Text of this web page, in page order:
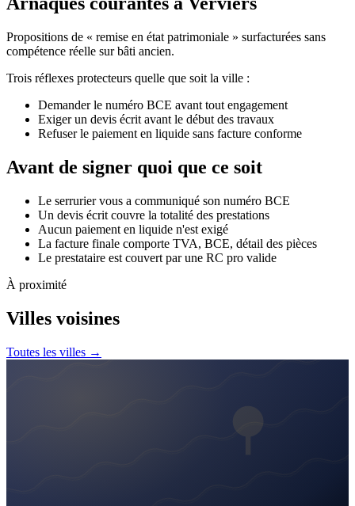
Propositions de « remise en état patrimoniale » surfacturées sans
compétence réelle sur bâti ancien.
Trois réflexes protecteurs quelle que soit la ville :
Demander le numéro BCE avant tout engagement
Exiger un devis écrit avant le début des travaux
Refuser le paiement en liquide sans facture conforme
Avant de signer quoi que ce soit
Le serrurier vous a communiqué son numéro BCE
Un devis écrit couvre la totalité des prestations
Aucun paiement en liquide n'est exigé
La facture finale comporte TVA, BCE, détail des pièces
Le prestataire est couvert par une RC pro valide
À proximité
Villes voisines
Toutes les villes →